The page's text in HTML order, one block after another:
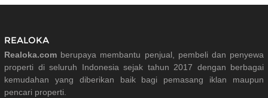
REALOKA
Realoka.com berupaya membantu penjual, pembeli dan penyewa
properti di seluruh Indonesia sejak tahun 2017 dengan berbagai
kemudahan yang diberikan baik bagi pemasang iklan maupun
pencari properti.